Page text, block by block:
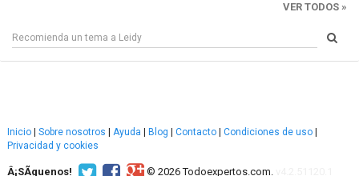
VER TODOS »
Inicio Sobre nosotros Ayuda Blog Contacto Condiciones de uso
Privacidad y cookies
Â¡SÃ­guenos! © 2026 Todoexpertos.com.